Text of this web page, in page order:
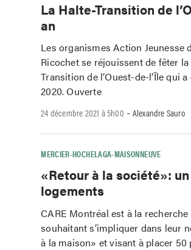
La Halte-Transition de
an
Les organismes Action Jeunesse
Ricochet se réjouissent de fêter
Transition de l’Ouest-de-l’Île qui
2020. Ouverte
24 décembre 2021 à 5h00 -Alexandre Sauro
MERCIER-HOCHELAGA-MAISONNEUVE
«Retour à la société»:
logements
CARE Montréal est à la
souhaitant s’impliquer dans leur
à la maison» et visant à placer